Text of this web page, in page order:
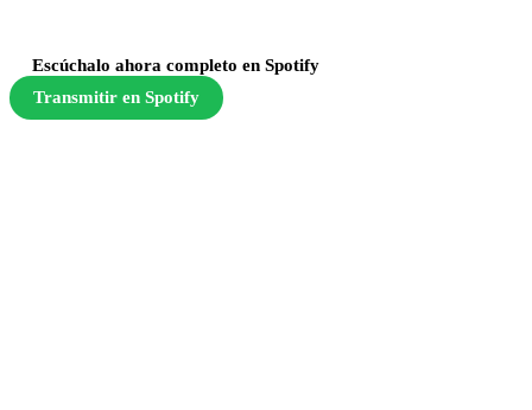
Escúchalo ahora completo en Spotify
Transmitir en Spotify